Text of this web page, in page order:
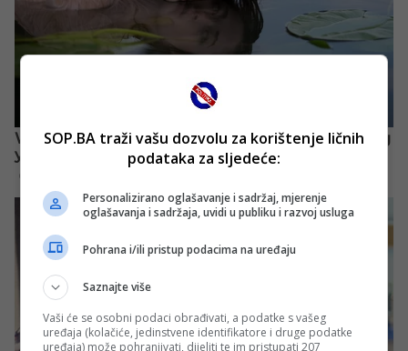
SOP.BA traži vašu dozvolu za korištenje ličnih
podataka za sljedeće:
Personalizirano oglašavanje i sadržaj, mjerenje
oglašavanja i sadržaja, uvidi u publiku i razvoj usluga
Pohrana i/ili pristup podacima na uređaju
Saznajte više
Vaši će se osobni podaci obrađivati, a podatke s vašeg
uređaja (kolačiće, jedinstvene identifikatore i druge podatke
uređaja) može pohranjivati, dijeliti te im pristupati 207